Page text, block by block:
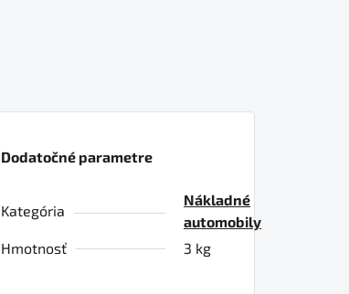
Dodatočné parametre
Kategória
Nákladné
automobily
Hmotnosť
3 kg